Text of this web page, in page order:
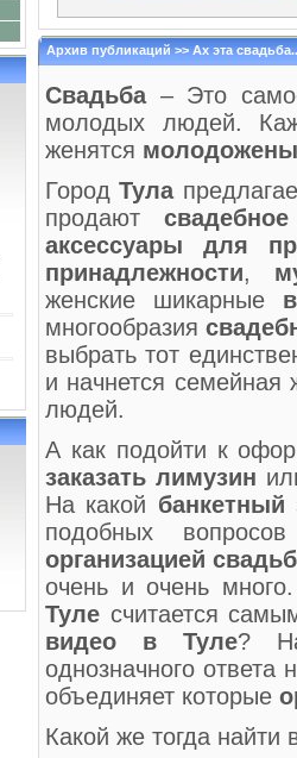
ДЕТСКИЕ
временем не
долгожданного. С
больше проводить
обожаемых детишек. И это
РЕКЛАМНО
этой площадке
нашем каталоге можно
Адреса и телефоны, ссылки
НЮАНСЫ
Публикация
недвижимости без
нужно быть
интернета и в газетах,
Поэтому ...
РУКОПИСНЫЕ САЙТЫ
готова предложить свои
предлагаем рукописные
позиций. Ведь сайт – это не
ход, который способен
отличаются от сайтов,
Архив публикаций >> Ах эта
Свадьба– Это
молодых людей.
женятся молодожены
ГородТула
продают
аксессуары для
принадлежности,
женские шикарные
многообразия
выбрать тот
и начнется
людей.
А как подойти к
заказать лимузин
На какой
подобных
организацией
очень и очень
Туле считается
видео в Туле?
однозначного ответа
объединяет которые
Какой же тогда найти